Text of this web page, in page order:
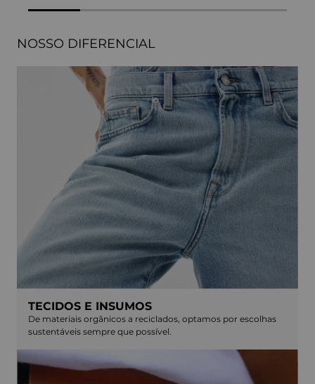
NOSSO DIFERENCIAL
TECIDOS E INSUMOS
De materiais orgânicos a reciclados, optamos por escolhas
sustentáveis sempre que possível.